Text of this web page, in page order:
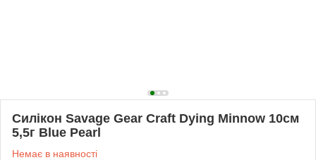
Силікон Savage Gear Craft Dying Minnow 10см
5,5г Blue Pearl
Немає в наявності